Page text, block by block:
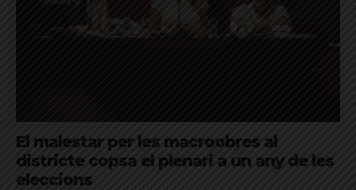
El malestar per les macroobres al
districte copsa el plenari a un any de les
eleccions